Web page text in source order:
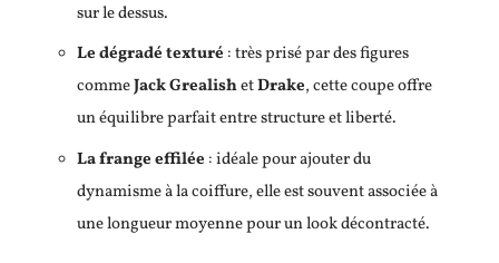
sur le dessus.
Le dégradé texturé : très prisé par des figures
commeJack GrealishetDrake, cette coupe offre
un équilibre parfait entre structure et liberté.
La frange effilée : idéale pour ajouter du
dynamisme à la coiffure, elle est souvent associée à
une longueur moyenne pour un look décontracté.